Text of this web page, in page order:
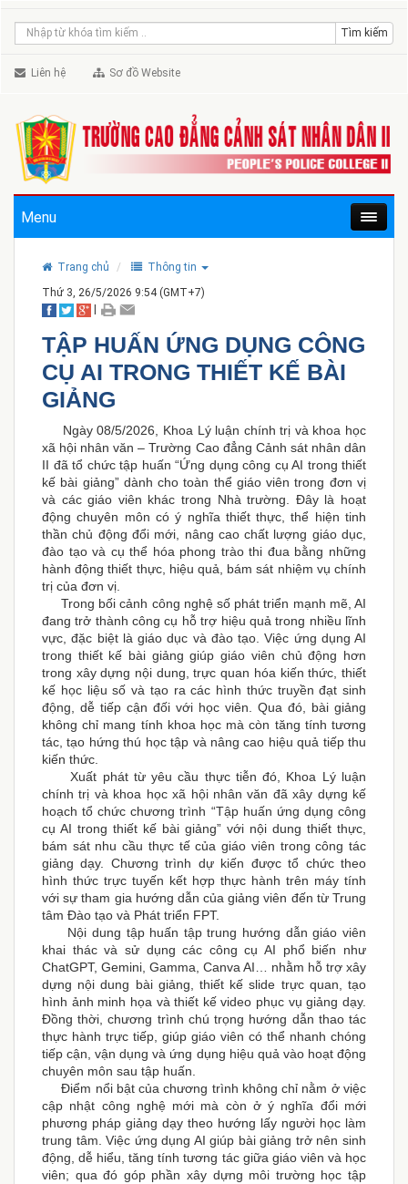
Liên hệ Sơ đồ Website
Menu
Trang chủ
Thông tin
Thứ 3, 26/5/2026 9:54 (GMT+7)
TẬP HUẤN ỨNG DỤNG CÔNG
CỤ AI TRONG THIẾT KẾ BÀI
GIẢNG
Ngày 08/5/2026, Khoa Lý luận chính trị và khoa học
xã hội nhân văn – Trường Cao đẳng Cảnh sát nhân dân
II đã tổ chức tập huấn “Ứng dụng công cụ AI trong thiết
kế bài giảng” dành cho toàn thể giáo viên trong đơn vị
và các giáo viên khác trong Nhà trường. Đây là hoạt
động chuyên môn có ý nghĩa thiết thực, thể hiện tinh
thần chủ động đổi mới, nâng cao chất lượng giáo dục,
đào tạo và cụ thể hóa phong trào thi đua bằng những
hành động thiết thực, hiệu quả, bám sát nhiệm vụ chính
trị của đơn vị.
Trong bối cảnh công nghệ số phát triển mạnh mẽ, AI
đang trở thành công cụ hỗ trợ hiệu quả trong nhiều lĩnh
vực, đặc biệt là giáo dục và đào tạo. Việc ứng dụng AI
trong thiết kế bài giảng giúp giáo viên chủ động hơn
trong xây dựng nội dung, trực quan hóa kiến thức, thiết
kế học liệu số và tạo ra các hình thức truyền đạt sinh
động, dễ tiếp cận đối với học viên. Qua đó, bài giảng
không chỉ mang tính khoa học mà còn tăng tính tương
tác, tạo hứng thú học tập và nâng cao hiệu quả tiếp thu
kiến thức.
Xuất phát từ yêu cầu thực tiễn đó, Khoa Lý luận
chính trị và khoa học xã hội nhân văn đã xây dựng kế
hoạch tổ chức chương trình “Tập huấn ứng dụng công
cụ AI trong thiết kế bài giảng” với nội dung thiết thực,
bám sát nhu cầu thực tế của giáo viên trong công tác
giảng dạy. Chương trình dự kiến được tổ chức theo
hình thức trực tuyến kết hợp thực hành trên máy tính
với sự tham gia hướng dẫn của giảng viên đến từ Trung
tâm Đào tạo và Phát triển FPT.
Nội dung tập huấn tập trung hướng dẫn giáo viên
khai thác và sử dụng các công cụ AI phổ biến như
ChatGPT, Gemini, Gamma, Canva AI… nhằm hỗ trợ xây
dựng nội dung bài giảng, thiết kế slide trực quan, tạo
hình ảnh minh họa và thiết kế video phục vụ giảng dạy.
Đồng thời, chương trình chú trọng hướng dẫn thao tác
thực hành trực tiếp, giúp giáo viên có thể nhanh chóng
tiếp cận, vận dụng và ứng dụng hiệu quả vào hoạt động
chuyên môn sau tập huấn.
Điểm nổi bật của chương trình không chỉ nằm ở việc
cập nhật công nghệ mới mà còn ở ý nghĩa đổi mới
phương pháp giảng dạy theo hướng lấy người học làm
trung tâm. Việc ứng dụng AI giúp bài giảng trở nên sinh
động, dễ hiểu, tăng tính tương tác giữa giáo viên và học
viên; qua đó góp phần xây dựng môi trường học tập